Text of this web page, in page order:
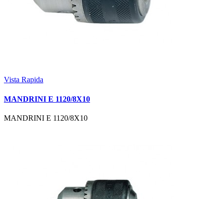
Vista Rapida
MANDRINI E 1120/8X10
MANDRINI E 1120/8X10